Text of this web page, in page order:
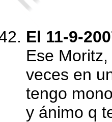
El 11-9-
Ese
veces en
tengo
y ánimo q